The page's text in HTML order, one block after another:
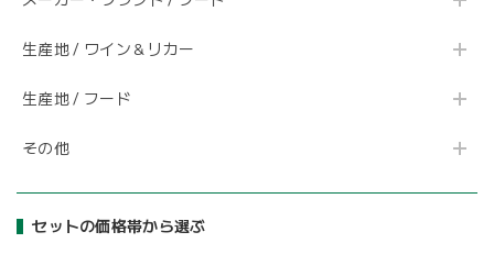
生産地 / ワイン＆リカー
生産地 / フード
その他
セットの価格帯から選ぶ